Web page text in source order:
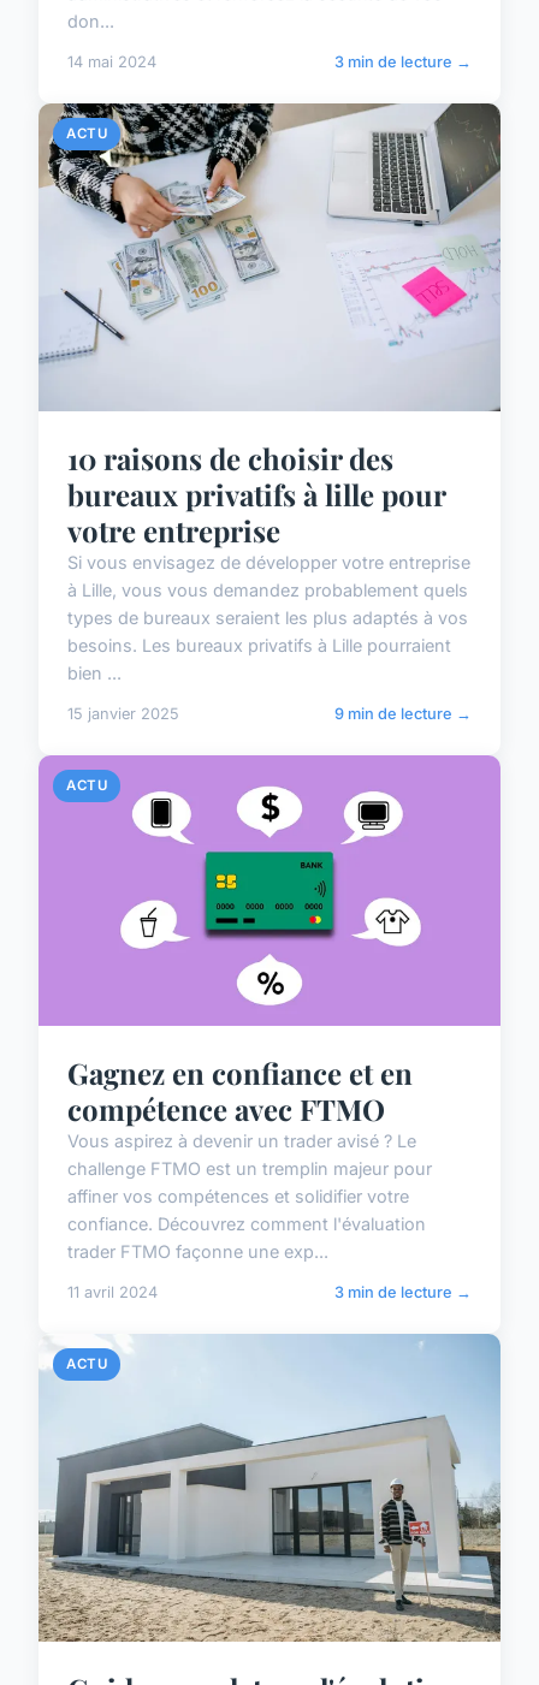
don...
14 mai 2024 3 min de lecture →
ACTU
10 raisons de choisir des
bureaux privatifs à lille pour
votre entreprise
Si vous envisagez de développer votre entreprise
à Lille, vous vous demandez probablement quels
types de bureaux seraient les plus adaptés à vos
besoins. Les bureaux privatifs à Lille pourraient
bien ...
15 janvier 2025 9 min de lecture →
ACTU
Gagnez en confiance et en
compétence avec FTMO
Vous aspirez à devenir un trader avisé ? Le
challenge FTMO est un tremplin majeur pour
affiner vos compétences et solidifier votre
confiance. Découvrez comment l'évaluation
trader FTMO façonne une exp...
11 avril 2024 3 min de lecture →
ACTU